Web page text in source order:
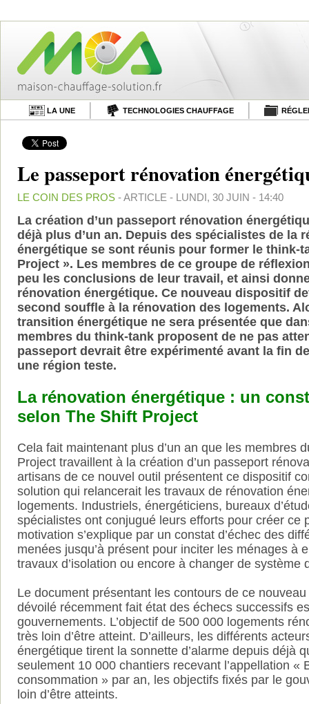
LA UNE TECHNOLOGIES CHAUFFAGE
Le passeport rénovation
LE COIN DES PROS - ARTICLE - LUNDI, 30 JUIN - 14:40
La création d’un passeport rénovation
déjà plus d’un an. Depuis des spécialistes de la
énergétique se sont réunis pour former le think-
Project ». Les membres de ce groupe de
peu les conclusions de leur travail, et ainsi
rénovation énergétique. Ce nouveau dispositif
second souffle à la rénovation des logements.
transition énergétique ne sera présentée que
membres du think-tank proposent de ne pas
passeport devrait être expérimenté avant la fin
une région teste.
La rénovation énergétique : un
selon The Shift Project
Cela fait maintenant plus d’un an que les membres
Project travaillent à la création d’un passeport
artisans de ce nouvel outil présentent ce dispositif
solution qui relancerait les travaux de rénovation
logements. Industriels, énergéticiens, bureaux
spécialistes ont conjugué leurs efforts pour créer ce
motivation s’explique par un constat d’échec des
menées jusqu’à présent pour inciter les ménages à
travaux d’isolation ou encore à changer de système
Le document présentant les contours de ce
dévoilé récemment fait état des échecs successifs
gouvernements. L’objectif de 500 000 logements
très loin d’être atteint. D’ailleurs, les différents
énergétique tirent la sonnette d’alarme depuis déjà
seulement 10 000 chantiers recevant l’appellation «
consommation » par an, les objectifs fixés par le
loin d’être atteints.